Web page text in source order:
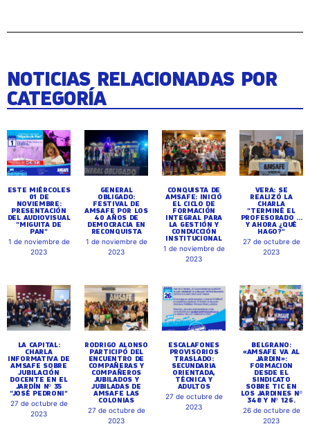
NOTICIAS RELACIONADAS POR
CATEGORÍA
ESTE MIÉRCOLES
01 DE
NOVIEMBRE:
PRESENTACIÓN
DEL AUDIOVISUAL
"MIGUITA DE
PAN"
1 de noviembre de
2023
GENERAL
OBLIGADO:
FESTIVAL DE
AMSAFE POR LOS
40 AÑOS DE
DEMOCRACIA EN
RECONQUISTA
1 de noviembre de
2023
CONQUISTA DE
AMSAFE: INICIÓ
EL CICLO DE
FORMACIÓN
INTEGRAL PARA
LA GESTIÓN Y
CONDUCCIÓN
INSTITUCIONAL
1 de noviembre de
2023
VERA: SE
REALIZÓ LA
CHARLA
"TERMINÉ EL
PROFESORADO ...
Y AHORA ¿QUÉ
HAGO?"
27 de octubre de
2023
LA CAPITAL:
CHARLA
INFORMATIVA DE
AMSAFE SOBRE
JUBILACIÓN
DOCENTE EN EL
JARDÍN Nº 35
"JOSÉ PEDRONI"
27 de octubre de
2023
RODRIGO ALONSO
PARTICIPÓ DEL
ENCUENTRO DE
COMPAÑERAS Y
COMPAÑEROS
JUBILADOS Y
JUBILADAS DE
AMSAFE LAS
COLONIAS
27 de octubre de
2023
ESCALAFONES
PROVISORIOS
TRASLADO:
SECUNDARIA
ORIENTADA,
TÉCNICA Y
ADULTOS
27 de octubre de
2023
BELGRANO:
«AMSAFE VA AL
JARDIN»:
FORMACION
DESDE EL
SINDICATO
SOBRE TIC EN
LOS JARDINES Nº
348 Y Nº 126.
26 de octubre de
2023